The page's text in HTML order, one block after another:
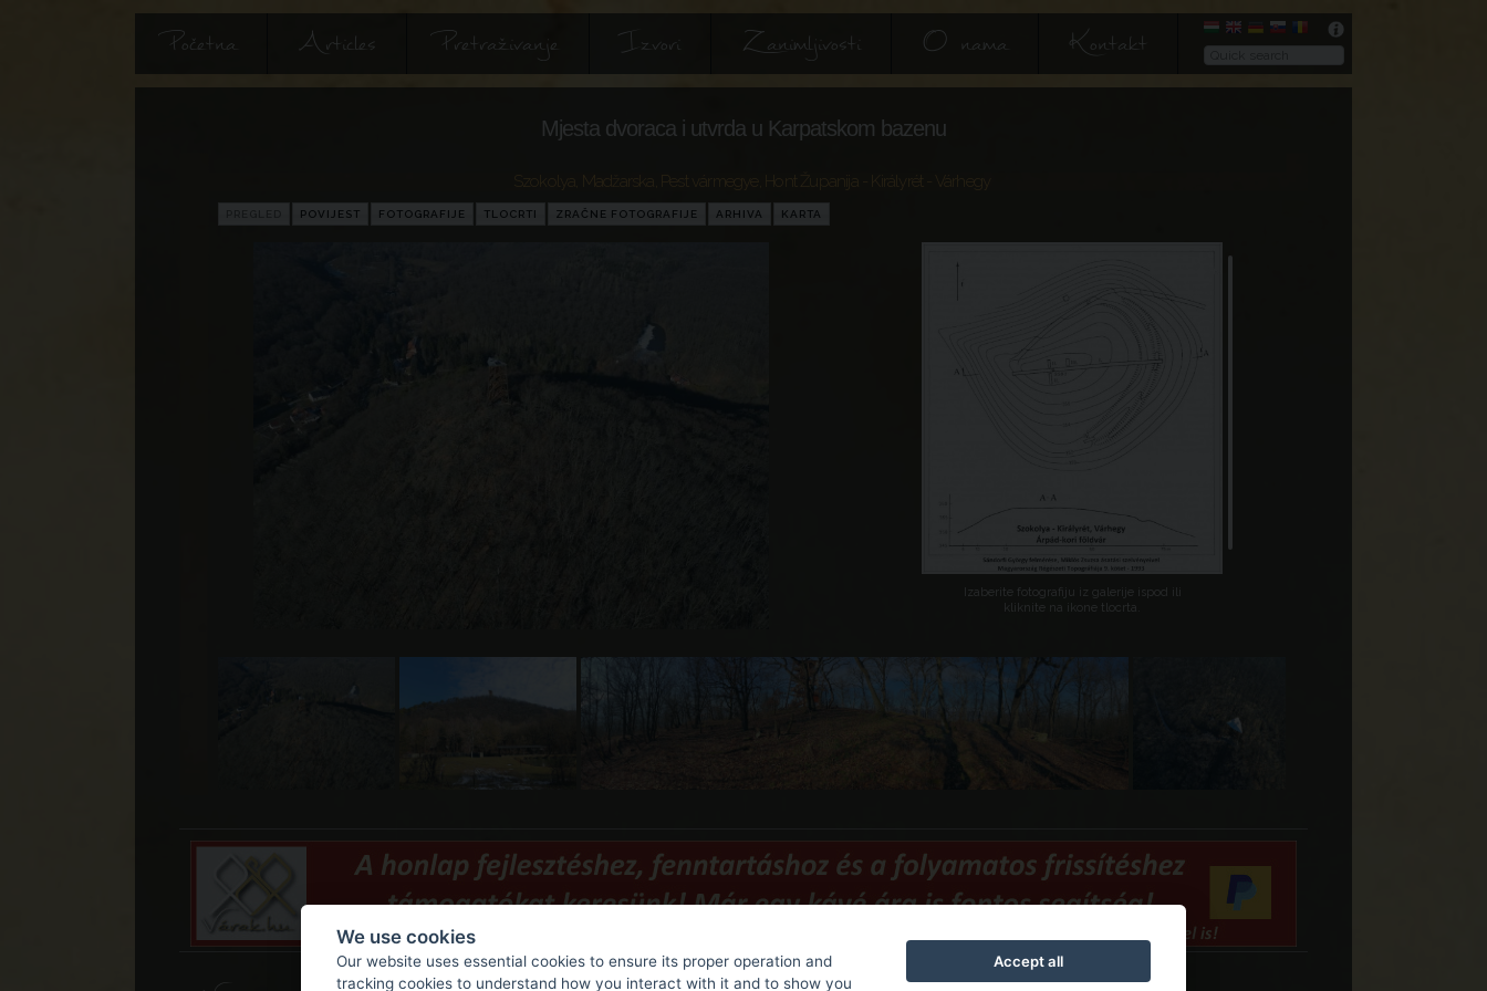
Početna Articles Pretraživanje Izvori Zanimljivosti O nama Kontakt
Mjesta dvoraca i utvrda u Karpatskom bazenu
Szokolya Pest vármegye Hont Županija - Királyrét - Várhegy
POVIJEST FOTOGRAFIJE TLOCRTI ZRAČNE FOTOGRAFIJE ARHIVA KARTA
Izaberite fotografiju iz galerije ispod ili
kliknite na ikone tlocrta.
We use cookies
Our website uses essential cookies to ensure its proper operation and
tracking cookies to understand how you interact with it and to show you
Accept all